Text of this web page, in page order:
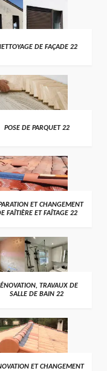
DE FAÇADE 22
POSE DE PARQUET 22
ET CHANGEMENT
FAÎTIÈRE ET FAÎTAGE 22
TRAVAUX DE
SALLE DE BAIN 22
ET CHANGEMENT